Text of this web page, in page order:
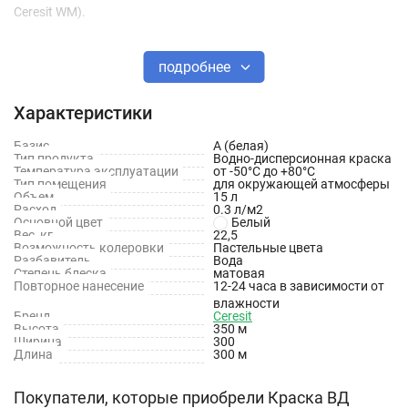
Ceresit WM).
Не пригодна для полов!
грибостойкостью для наружных и внутренних работ
Свойства
Водно-дисперсионная;
Высокопаропроницаемая;
Атмосферостойкая;
Гидрофобная;
Обладает высокой стойкостью к грибкам;
Щелочная, содержит жидкое калиевое стекло;
Может быть колерована в цвета колеровочных систем
подробнее
Характеристики
Базис
А (белая)
Тип продукта
Водно-дисперсионная краска
Температура эксплуатации
от -50°С до +80°С
Тип помещения
для окружающей атмосферы
Объем
15 л
Расход
0.3 л/м2
Основной цвет
Белый
Вес, кг
22,5
Возможность колеровки
Пастельные цвета
Разбавитель
Вода
Степень блеска
матовая
Повторное нанесение
12-24 часа в зависимости от
влажности
Бренд
Ceresit
Высота
350 м
Ширина
300
Длина
300 м
Покупатели, которые приобрели Краска ВД